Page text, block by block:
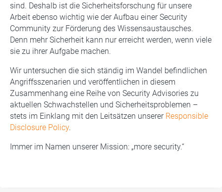
sind. Deshalb ist die Sicherheitsforschung für unsere
Arbeit ebenso wichtig wie der Aufbau einer Security
Community zur Förderung des Wissensaustausches.
Denn mehr Sicherheit kann nur erreicht werden, wenn viele
sie zu ihrer Aufgabe machen.
Wir untersuchen die sich ständig im Wandel befindlichen
Angriffsszenarien und veröffentlichen in diesem
Zusammenhang eine Reihe von Security Advisories zu
aktuellen Schwachstellen und Sicherheitsproblemen –
stets im Einklang mit den Leitsätzen unserer Responsible
Disclosure Policy.
Immer im Namen unserer Mission: „more security.“